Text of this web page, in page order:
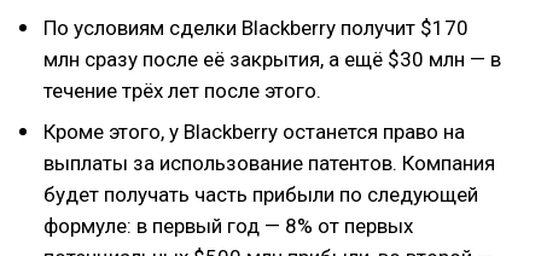
По условиям сделки Blackberry получит $170
млн сразу после её закрытия, а ещё $30 млн — в
течение трёх лет после этого.
Кроме этого, у Blackberry останется право на
выплаты за использование патентов. Компания
будет получать часть прибыли по следующей
формуле: в первый год — 8% от первых